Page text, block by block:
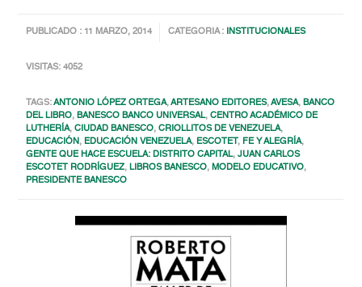
PUBLICADO : 11 MARZO, 2014 CATEGORIA : INSTITUCIONALES
VISITAS: 4052
TAGS:ANTONIO LÓPEZ ORTEGA,ARTESANO EDITORES,AVESA,BANCO
DEL LIBRO,BANESCO BANCO UNIVERSAL,CENTRO ACADÉMICO DE
LUTHERÍA,CIUDAD BANESCO,CRIOLLITOS DE VENEZUELA,
EDUCACIÓN, EDUCACIÓN VENEZUELA, ESCOTET, FE Y ALEGRÍA,
GENTE QUE HACE ESCUELA: DISTRITO CAPITAL,JUAN CARLOS
ESCOTET RODRÍGUEZ,LIBROS BANESCO,MODELO EDUCATIVO,
PRESIDENTE BANESCO